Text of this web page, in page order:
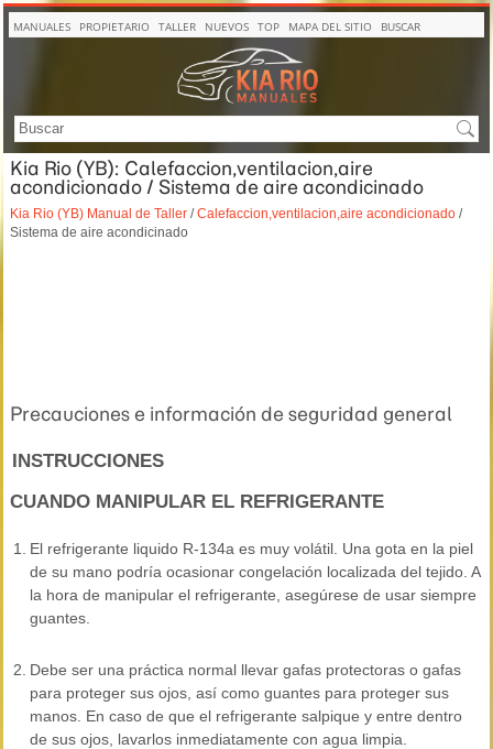
MANUALES PROPIETARIO TALLER NUEVOS TOP MAPA DEL SITIO BUSCAR
Kia Rio (YB): Calefaccion,ventilacion,aire
acondicionado / Sistema de aire acondicinado
Kia Rio (YB) Manual de Taller /Calefaccion,ventilacion,aire acondicionado /
Sistema de aire acondicinado
Precauciones e información de seguridad general
INSTRUCCIONES
CUANDO MANIPULAR EL REFRIGERANTE
1.
El refrigerante liquido R-134a es muy volátil. Una gota en la piel
de su mano podría ocasionar congelación localizada del tejido. A
la hora de manipular el refrigerante, asegúrese de usar siempre
guantes.
2. Debe ser una práctica normal llevar gafas protectoras o gafas
para proteger sus ojos, así como guantes para proteger sus
manos. En caso de que el refrigerante salpique y entre dentro
de sus ojos, lavarlos inmediatamente con agua limpia.